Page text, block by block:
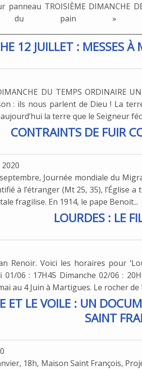
panneau TROISIÈME DIMANCHE
du pain »
12 JUILLET : MESSES
DU TEMPS ORDINAIRE
: ils nous parlent de Dieu ! La
la terre que le Seigneur
CONTRAINTS DE FUIR
Journée mondiale du
à l’étranger (Mt 25, 35), l’Église
fragilise. En 1914, le pape Benoit...
LOURDES : LE
Renoir. Voici les horaires pour
01/06 : 17H45 Dimanche 02/06 :
au 4 Juin à Martigues. Le rocher de
ET LE VOILE : UN
SAINT
18h, Maison Saint François,